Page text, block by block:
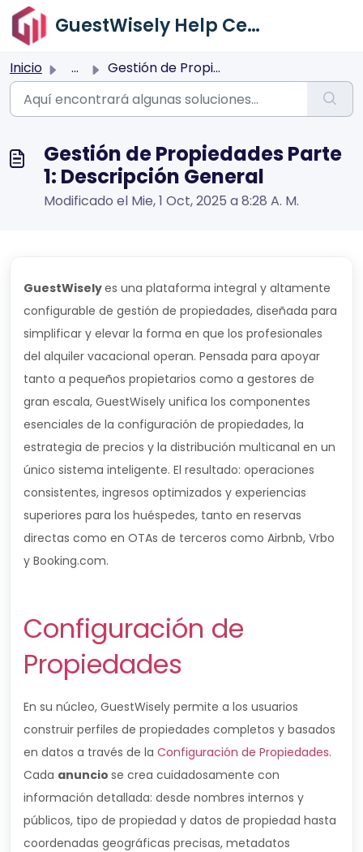
Saltar al contenido principal
GuestWisely Help Center
Inicio ... Gestión de Propiedades Parte 1: Descripción General
Gestión de Propiedades Parte
1: Descripción General
Modificado el Mie, 1 Oct, 2025 a 8:28 A. M.
GuestWiselyes una plataforma integral y altamente
configurable de gestión de propiedades, diseñada para
simplificar y elevar la forma en que los profesionales
del alquiler vacacional operan. Pensada para apoyar
tanto a pequeños propietarios como a gestores de
gran escala, GuestWisely unifica los componentes
esenciales de la configuración de propiedades, la
estrategia de precios y la distribución multicanal en un
único sistema inteligente. El resultado: operaciones
consistentes, ingresos optimizados y experiencias
superiores para los huéspedes, tanto en reservas
directas como en OTAs de terceros como Airbnb, Vrbo
y Booking.com.
Configuración de
Propiedades
En su núcleo, GuestWisely permite a los usuarios
construir perfiles de propiedades completos y basados
en datos a través de la Configuración de Propiedades.
Cada anuncio se crea cuidadosamente con
información detallada: desde nombres internos y
públicos, tipo de propiedad y datos de propiedad hasta
coordenadas geográficas precisas, metadatos